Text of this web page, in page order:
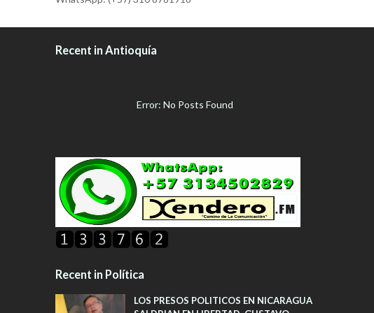
Recent in Antioquía
Error: No Posts Found
Recent in Política
LOS PRESOS POLITICOS EN NICARAGUA